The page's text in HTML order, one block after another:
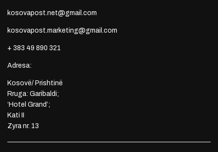
kosovapost.net@gmail.com
kosovapost.marketing@gmail.com
+ 383 49 890 321
Adresa:
Kosovë/ Prishtinë
Rruga: Garibaldi;
‘Hotel Grand’;
Kati II
Zyra nr. 13